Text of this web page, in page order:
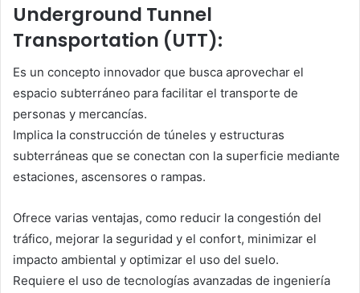
Underground Tunnel
Transportation (UTT):
Es un concepto innovador que busca aprovechar el
espacio subterráneo para facilitar el transporte de
personas y mercancías.
Implica la construcción de túneles y estructuras
subterráneas que se conectan con la superficie mediante
estaciones, ascensores o rampas.
Ofrece varias ventajas, como reducir la congestión del
tráfico, mejorar la seguridad y el confort, minimizar el
impacto ambiental y optimizar el uso del suelo.
Requiere el uso de tecnologías avanzadas de ingeniería